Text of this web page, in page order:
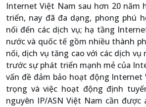
Internet Việt Nam sau hơn 20 năm
triển, nay đã đa dạng, phong phú
nối đến các dịch vụ; hạ tầng
nước và quốc tế gồm nhiều thành
nối, dịch vụ tăng cao với các dịch
trước sự phát triển mạnh mẻ của
vấn đề đảm bảo hoạt động Internet
trọng và việc hoạt động định
nguyên IP/ASN Việt Nam cần